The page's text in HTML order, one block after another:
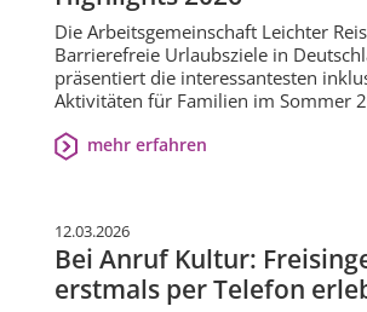
Die Arbeitsgemeinschaft Leichter
Barrierefreie Urlaubsziele in
präsentiert die interessantesten
Aktivitäten für Familien im Sommer
mehr erfahren
12.03.2026
Bei Anruf Kultur:
erstmals per Telefon